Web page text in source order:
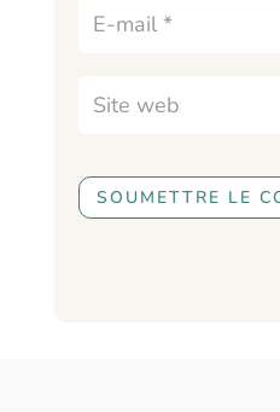
SOUMETTRE LE